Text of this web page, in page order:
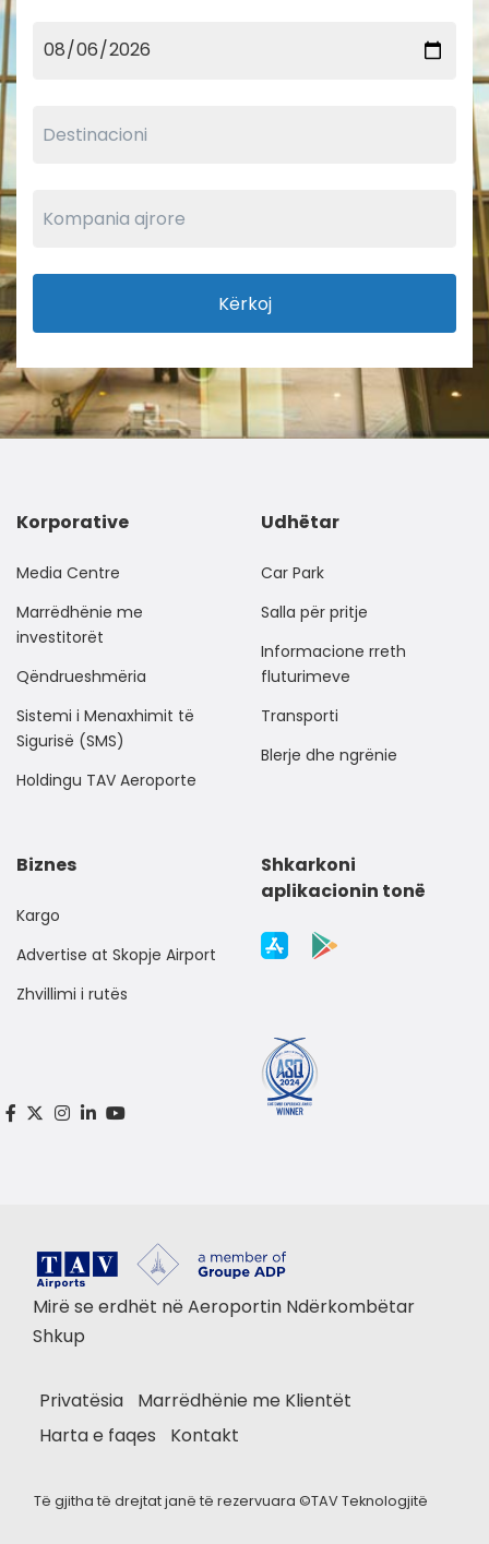
Kërkoj
Korporative
Media Centre
Marrëdhënie me
investitorët
Qëndrueshmëria
Sistemi i Menaxhimit të
Sigurisë (SMS)
Holdingu TAV Aeroporte
Udhëtar
Car Park
Salla për pritje
Informacione rreth
fluturimeve
Transporti
Blerje dhe ngrënie
Biznes
Kargo
Advertise at Skopje Airport
Zhvillimi i rutës
Shkarkoni
aplikacionin tonë
Mirë se erdhët në Aeroportin Ndërkombëtar
Shkup
Privatësia
Marrëdhënie me Klientët
Harta e faqes
Kontakt
Të gjitha të drejtat janë të rezervuara ©TAV Teknologjitë